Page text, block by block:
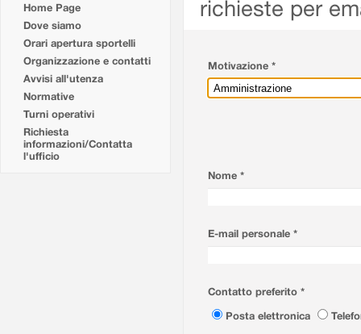
Home Page
Dove siamo
Orari apertura sportelli
Organizzazione e contatti
Avvisi all'utenza
Normative
Turni operativi
Richiesta
informazioni/Contatta
l'ufficio
richieste per
Motivazione *
Nome *
E-mail personale *
Contatto preferito *
Posta elettronica